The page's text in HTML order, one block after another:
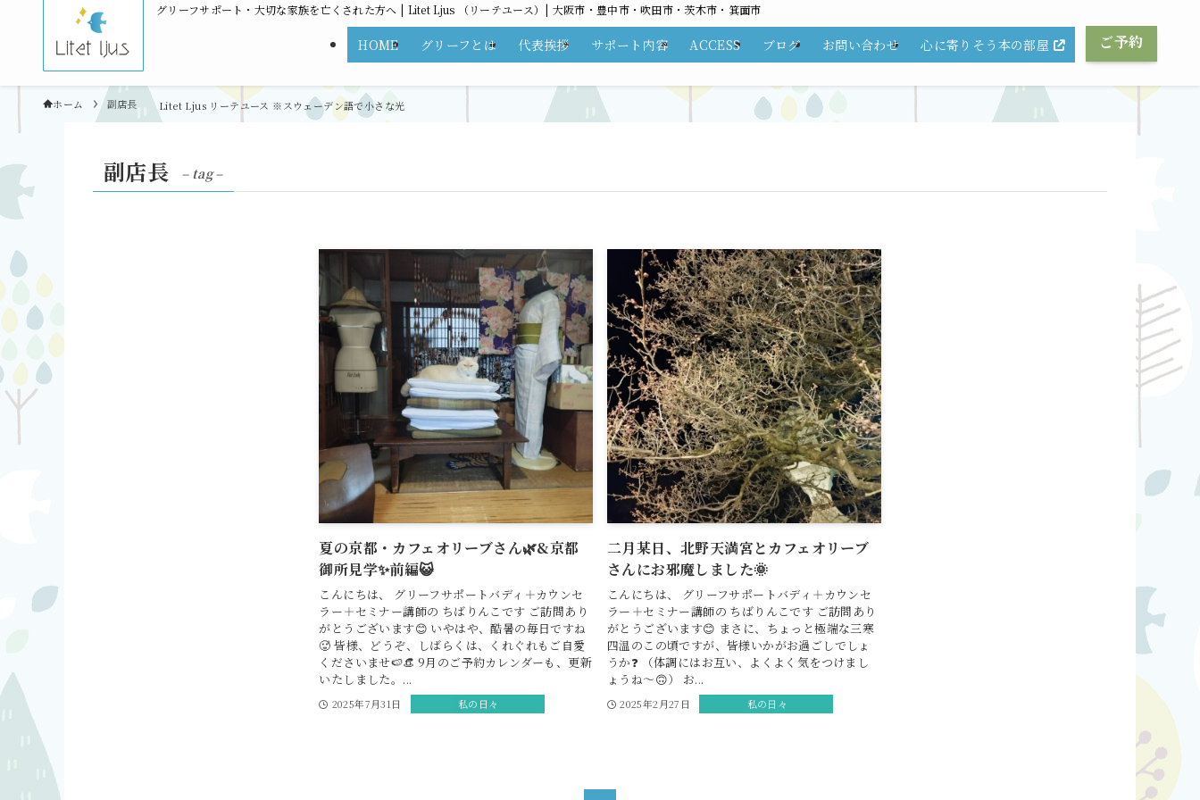
グリーフサポート・大切な家族を亡くされた方へ | Litet Ljus （リーテユース）| 大阪市・豊中市・吹田市・茨木市・箕面市
HOME グリーフとは 代表挨拶 サポート内容 ACCESS ブログ お問い合わせ 心に寄りそう本の部屋 ご予約
ホーム 副店長
副店長 – tag –
夏の京都・カフェオリーブさん🌿&京都
御所見学✨前編😺
こんにちは、 グリーフサポートバディ＋カウンセ
ラー＋セミナー講師の ちばりんこです ご訪問あり
がとうございます😊 いやはや、酷暑の毎日ですね
🥵 皆様、どうぞ、しばらくは、くれぐれもご自愛
くださいませ🍉👒 9月のご予約カレンダーも、更新
いたしました。...
2025年7月31日 私の日々
二月某日、北野天満宮とカフェオリーブ
さんにお邪魔しました🌞
こんにちは、 グリーフサポートバディ＋カウンセ
ラー＋セミナー講師の ちばりんこです ご訪問あり
がとうございます😊 まさに、ちょっと極端な三寒
四温のこの頃ですが、皆様いかがお過ごしでしょ
うか❓ （体調にはお互い、よくよく気をつけまし
ょうね〜🙃） お...
2025年2月27日 私の日々